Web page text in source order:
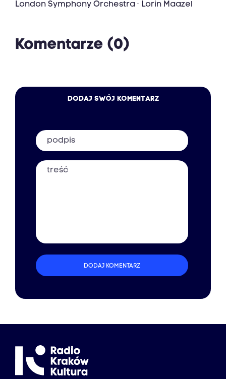
London Symphony Orchestra · Lorin Maazel
Komentarze (0)
DODAJ SWÓJ KOMENTARZ
Podpis
Treść
DODAJ KOMENTARZ